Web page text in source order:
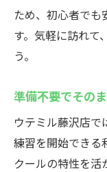
ため、初心者でも
す。気軽に訪れて
う。
準備不要でその
ウテミル藤沢店で
練習を開始できる
クールの特性を活